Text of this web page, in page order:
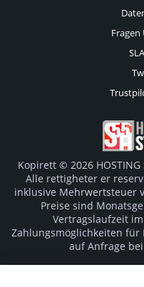
Kopirett © 2026
Alle rettigheter er
inklusive Mehrwertsteuer
Preise sind
Vertragslaufzeit
Zahlungsmöglichkeiten
auf Anfrage